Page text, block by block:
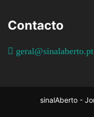
Contacto
geral@sinalaberto.pt
sinalAberto -